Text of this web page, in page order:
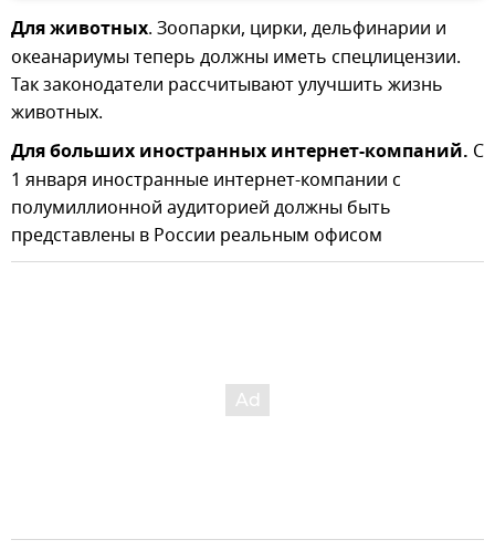
Для животных. Зоопарки, цирки, дельфинарии и
океанариумы теперь должны иметь спецлицензии.
Так законодатели рассчитывают улучшить жизнь
животных.
Для больших иностранных интернет-компаний. С
1 января иностранные интернет-компании с
полумиллионной аудиторией должны быть
представлены в России реальным офисом